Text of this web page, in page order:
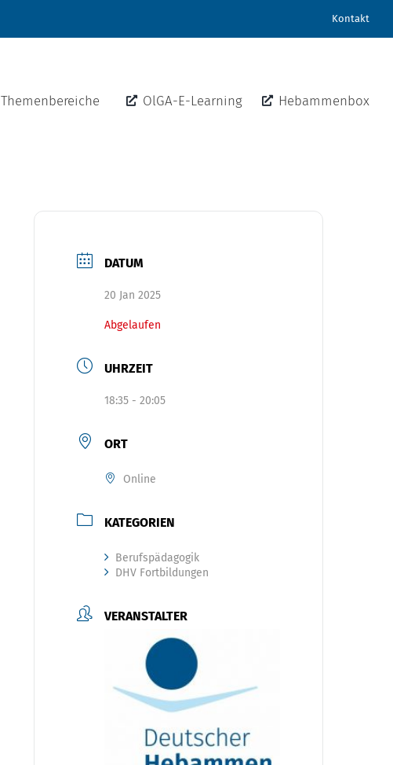
Kontakt
Themenbereiche OlGA-E-Learning Hebammenbox
DATUM
20 Jan 2025
Abgelaufen
UHRZEIT
18:35 - 20:05
ORT
Online
KATEGORIEN
Berufspädagogik
DHV Fortbildungen
VERANSTALTER